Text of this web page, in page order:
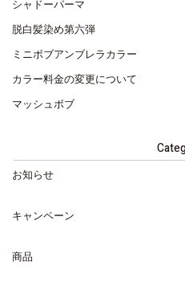
シャドーパーマ
脱白髪染め第六弾
ミニボブアンブレラカラー
カラー料金の変更について
マッシュボブ
お知らせ
キャンペーン
商品